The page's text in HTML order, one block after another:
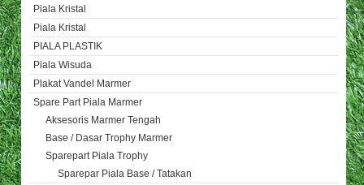
Piala Kristal
Piala Kristal
PIALA PLASTIK
Piala Wisuda
Plakat Vandel Marmer
Spare Part Piala Marmer
Aksesoris Marmer Tengah
Base / Dasar Trophy Marmer
Sparepart Piala Trophy
Sparepar Piala Base / Tatakan